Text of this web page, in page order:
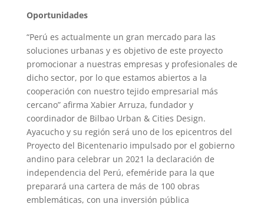
Oportunidades
“Perú es actualmente un gran mercado para las
soluciones urbanas y es objetivo de este proyecto
promocionar a nuestras empresas y profesionales de
dicho sector, por lo que estamos abiertos a la
cooperación con nuestro tejido empresarial más
cercano” afirma Xabier Arruza, fundador y
coordinador de Bilbao Urban & Cities Design.
Ayacucho y su región será uno de los epicentros del
Proyecto del Bicentenario impulsado por el gobierno
andino para celebrar un 2021 la declaración de
independencia del Perú, efeméride para la que
preparará una cartera de más de 100 obras
emblemáticas, con una inversión pública